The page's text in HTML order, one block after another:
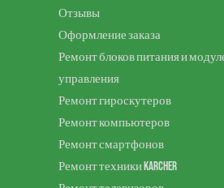
Отзывы
Оформление заказа
Ремонт блоков питания и
управления
Ремонт гироскутеров
Ремонт компьютеров
Ремонт смартфонов
Ремонт техники Karcher